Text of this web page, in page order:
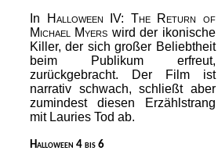
In
Halloween IV: The Return of
Michael Myers wird der ikonische
Killer, der sich großer Beliebtheit
beim Publikum erfreut,
zurückgebracht. Der Film ist
narrativ schwach, schließt aber
zumindest diesen Erzählstrang
mit Lauries Tod ab.
Halloween 4 bis 6